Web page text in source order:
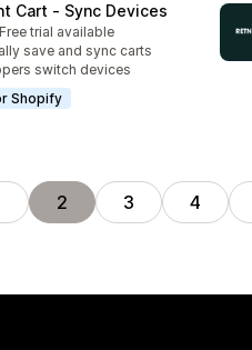
Cart ‑ Sync Devices
星
價
Free trial available
save and sync carts
switch devices
Shopify
2 3 4